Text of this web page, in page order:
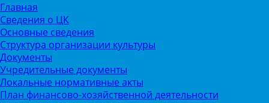
Главная
Сведения о ЦК
Основные сведения
Структура организации культуры
Документы
Учредительные документы
Локальные нормативные акты
План финансово-хозяйственной деятельности